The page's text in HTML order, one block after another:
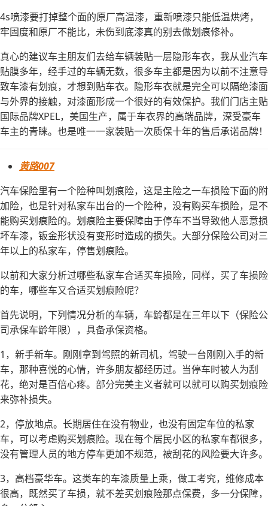
4s喷漆要打掉整个面的原厂高温漆，重新喷漆只能低温烘烤，
牢固度和原厂不能比，未伤到底漆真的别去做划痕修补。
真心的建议车主朋友们去给车辆装贴一层隐形车衣，我从业汽车
贴膜多年，经手过的车辆无数，很多车主都是因为以前不注意导
致车漆有划痕，才想到贴车衣。隐形车衣就是完全可以隔绝漆面
与外界的接触，对漆面形成一个很好的有效保护。我们门店主贴
国际品牌XPEL，美国生产，属于车衣界的高端品牌，深受豪车
车主的青睐。也是唯一一家装贴一次质保十年的售后承诺品牌！
黄路007
汽车保险里有一个险种叫划痕险，这是主险之一车损险下面的附
加险，也是针对私家车出台的一个险种，没有购买车损险，是不
能购买划痕险的。划痕险主要保障由于停车不当导致他人恶意损
坏车漆，钣金形状没有变形时造成的损失。大部分保险公司对三
年以上的私家车，停售划痕险。
以前和大家分析过哪些私家车合适买车损险，同样，买了车损险
的车，哪些车又合适买划痕险呢？
首先说明，下列情况分析的车辆，车龄都是在三年以下（保险公
司承保车龄年限），具备承保资格。
1，新手新车。刚刚拿到驾照的新司机，驾驶一台刚刚入手的新
车，那种喜悦的心情，许多朋友都经历过。当停车时被人为刮
花，绝对是百倍心疼。部分完美主义者就可以就可以购买划痕险
来弥补损失。
2，停放地点。长期居住在没有物业，也没有固定车位的私家
车，可以考虑购买划痕险。现在每个居民小区的私家车都很多，
没有管理人员的地方停车更加不规范，被刮花的风险要大许多。
3，高档豪华车。这类车的车漆质量上乘，做工考究，维修成本
很高，既然买了车损，就不差买划痕险那点保费，多一分保障，